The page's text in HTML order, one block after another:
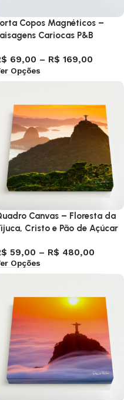
Copos Magnéticos –
Cariocas P&B
69,00 – R$ 169,00
Opções
Canvas – Floresta da
Cristo e Pão de Açúcar
59,00 – R$ 480,00
Opções